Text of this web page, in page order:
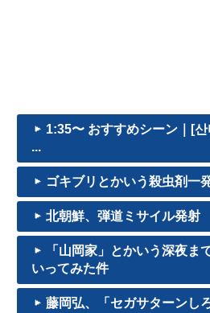
1:35〜 おすすめシーン｜[
...
ゴキブリとかいう殺虫剤一
北朝鮮、弾道ミサイル発射
「山岡家」とかいう深夜ま
いってみた件
藤岡弘、「セガサターンし